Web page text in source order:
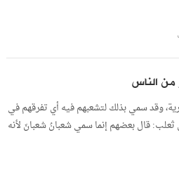
الناس
وقد سمي بذلك لتشعبهم فيه أي تفرقهم في
ثعلب: قال بعضهم إنما سمي شعبانُ شعبانَ لأنه